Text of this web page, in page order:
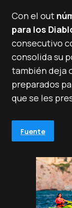
Con el out
para los
consecutivo
consolida su
también deja
preparados
que se les
Fuente